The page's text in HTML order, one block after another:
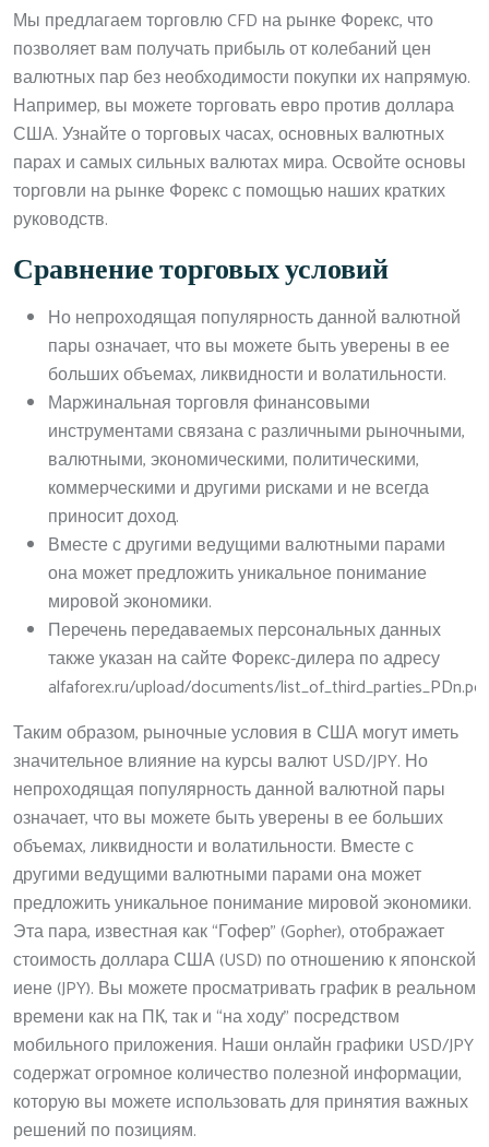
Мы предлагаем торговлю CFD на рынке Форекс, что
позволяет вам получать прибыль от колебаний цен
валютных пар без необходимости покупки их напрямую.
Например, вы можете торговать евро против доллара
США. Узнайте о торговых часах, основных валютных
парах и самых сильных валютах мира. Освойте основы
торговли на рынке Форекс с помощью наших кратких
руководств.
Сравнение торговых условий
Но непроходящая популярность данной валютной
пары означает, что вы можете быть уверены в ее
больших объемах, ликвидности и волатильности.
Маржинальная торговля финансовыми
инструментами связана с различными рыночными,
валютными, экономическими, политическими,
коммерческими и другими рисками и не всегда
приносит доход.
Вместе с другими ведущими валютными парами
она может предложить уникальное понимание
мировой экономики.
Перечень передаваемых персональных данных
также указан на сайте Форекс-дилера по адресу
alfaforex.ru/upload/documents/
Таким образом, рыночные условия в США могут иметь
значительное влияние на курсы валют USD/JPY. Но
непроходящая популярность данной валютной пары
означает, что вы можете быть уверены в ее больших
объемах, ликвидности и волатильности. Вместе с
другими ведущими валютными парами она может
предложить уникальное понимание мировой экономики.
Эта пара, известная как “Гофер” (Gopher), отображает
стоимость доллара США (USD) по отношению к японской
иене (JPY). Вы можете просматривать график в реальном
времени как на ПК, так и “на ходу” посредством
мобильного приложения. Наши онлайн графики USD/JPY
содержат огромное количество полезной информации,
которую вы можете использовать для принятия важных
решений по позициям.